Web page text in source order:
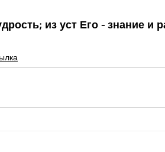
из уст Его - знание и